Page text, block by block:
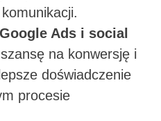
Ads i social
na konwersję i
doświadczenie
procesie